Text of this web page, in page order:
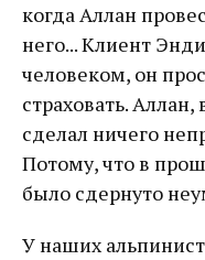
когда Аллан
него... Клиент
человеком, он
страховать.
сделал ничего
Потому, что в
было сдернуто
У наших